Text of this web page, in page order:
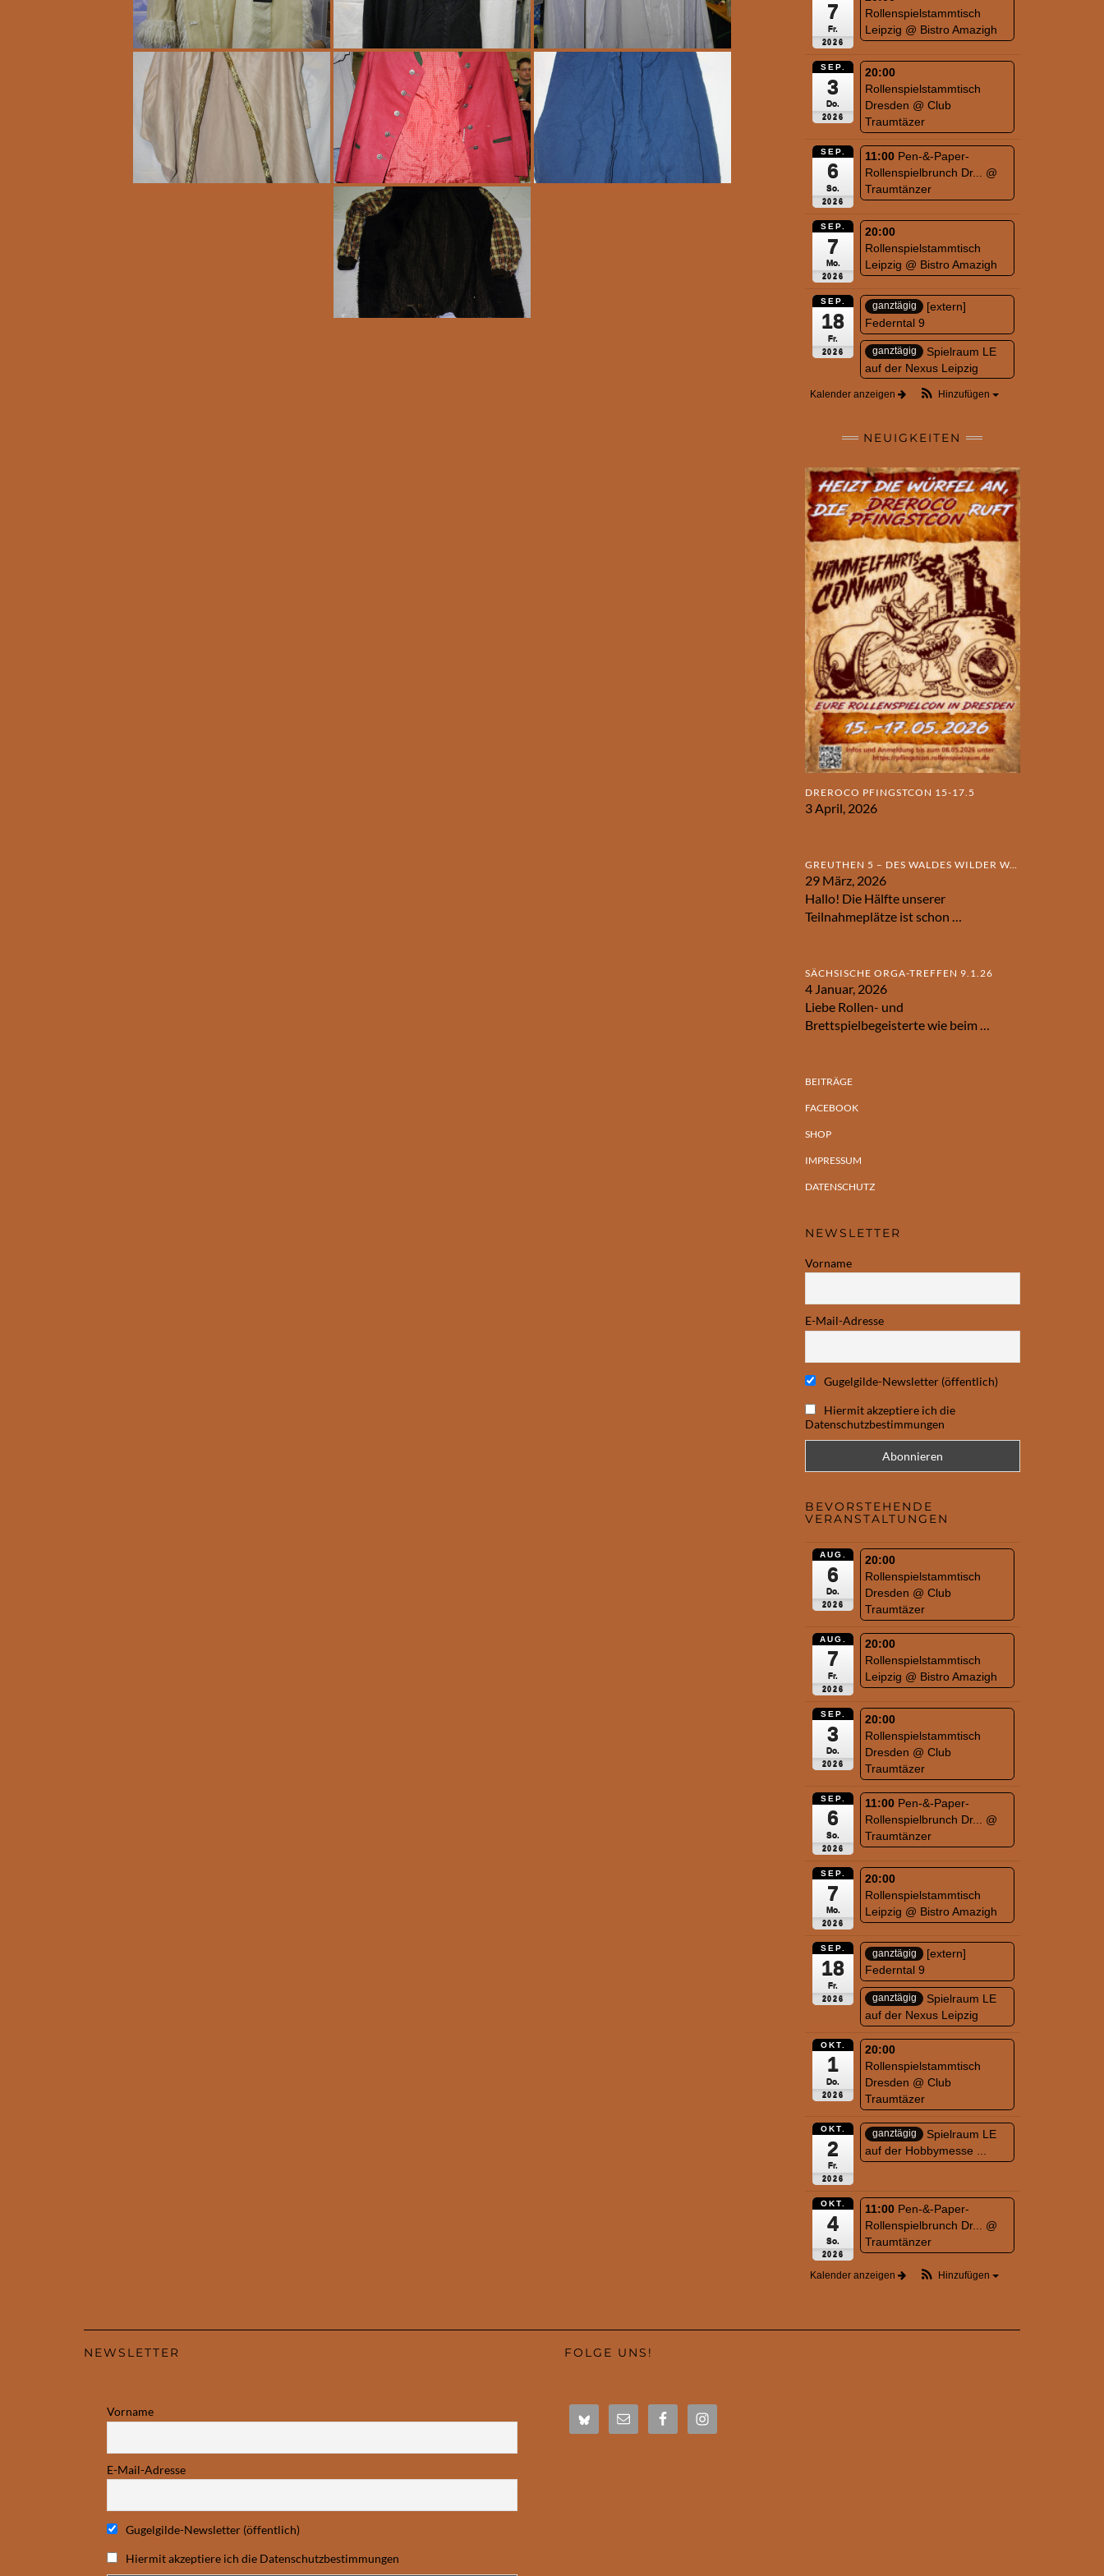
7
Fr.
2026
Rollenspielstammtisch
Leipzig @ Bistro Amazigh
SEP.
3
Do.
2026
20:00
Rollenspielstammtisch
Dresden @ Club
Traumtäzer
SEP.
6
So.
2026
11:00 Pen-&-Paper-
Rollenspielbrunch Dr... @
Traumtänzer
SEP.
7
Mo.
2026
20:00
Rollenspielstammtisch
Leipzig @ Bistro Amazigh
SEP.
18
Fr.
2026
ganztägig
[extern]
Federntal 9
ganztägig
Spielraum LE
auf der Nexus Leipzig
Kalender anzeigen Hinzufügen
NEUIGKEITEN
DREROCO PFINGSTCON 15-17.5
3 April, 2026
GREUTHEN 5 – DES WALDES WILDER WAHN
29 März, 2026
Hallo! Die Hälfte unserer
Teilnahmeplätze ist schon
SÄCHSISCHE ORGA-TREFFEN 9.1.26
4 Januar, 2026
Liebe Rollen- und
Brettspielbegeisterte wie beim
BEITRÄGE
FACEBOOK
SHOP
IMPRESSUM
DATENSCHUTZ
NEWSLETTER
Vorname
E-Mail-Adresse
Gugelgilde-Newsletter (öffentlich)
Hiermit akzeptiere ich die
Datenschutzbestimmungen
BEVORSTEHENDE
VERANSTALTUNGEN
AUG.
6
Do.
2026
20:00
Rollenspielstammtisch
Dresden @ Club
Traumtäzer
AUG.
7
Fr.
2026
20:00
Rollenspielstammtisch
Leipzig @ Bistro Amazigh
SEP.
3
Do.
2026
20:00
Rollenspielstammtisch
Dresden @ Club
Traumtäzer
SEP.
6
So.
2026
11:00 Pen-&-Paper-
Rollenspielbrunch Dr... @
Traumtänzer
SEP.
7
Mo.
2026
20:00
Rollenspielstammtisch
Leipzig @ Bistro Amazigh
SEP.
18
Fr.
2026
ganztägig
[extern]
Federntal 9
ganztägig
Spielraum LE
auf der Nexus Leipzig
OKT.
1
Do.
2026
20:00
Rollenspielstammtisch
Dresden @ Club
Traumtäzer
OKT.
2
Fr.
2026
ganztägig
Spielraum LE
auf der Hobbymesse ...
OKT.
4
So.
2026
11:00 Pen-&-Paper-
Rollenspielbrunch Dr... @
Traumtänzer
Kalender anzeigen Hinzufügen
NEWSLETTER
Vorname
E-Mail-Adresse
Gugelgilde-Newsletter (öffentlich)
Hiermit akzeptiere ich die Datenschutzbestimmungen
FOLGE UNS!